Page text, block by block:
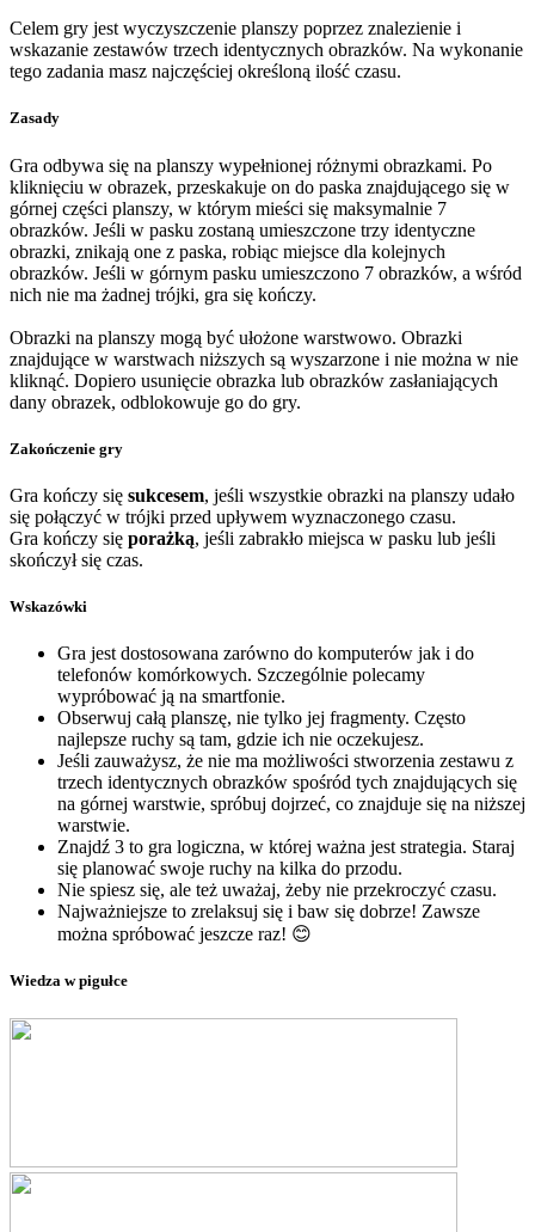
Celem gry jest wyczyszczenie planszy poprzez znalezienie i
wskazanie zestawów trzech identycznych obrazków. Na wykonanie
tego zadania masz najczęściej określoną ilość czasu.
Zasady
Gra odbywa się na planszy wypełnionej różnymi obrazkami. Po
kliknięciu w obrazek, przeskakuje on do paska znajdującego się w
górnej części planszy, w którym mieści się maksymalnie 7
obrazków. Jeśli w pasku zostaną umieszczone trzy identyczne
obrazki, znikają one z paska, robiąc miejsce dla kolejnych
obrazków. Jeśli w górnym pasku umieszczono 7 obrazków, a wśród
nich nie ma żadnej trójki, gra się kończy.
Obrazki na planszy mogą być ułożone warstwowo. Obrazki
znajdujące w warstwach niższych są wyszarzone i nie można w nie
kliknąć. Dopiero usunięcie obrazka lub obrazków zasłaniających
dany obrazek, odblokowuje go do gry.
Zakończenie gry
Gra kończy się sukcesem, jeśli wszystkie obrazki na planszy udało
się połączyć w trójki przed upływem wyznaczonego czasu.
Gra kończy się porażką, jeśli zabrakło miejsca w pasku lub jeśli
skończył się czas.
Wskazówki
Gra jest dostosowana zarówno do komputerów jak i do
telefonów komórkowych. Szczególnie polecamy
wypróbować ją na smartfonie.
Obserwuj całą planszę, nie tylko jej fragmenty. Często
najlepsze ruchy są tam, gdzie ich nie oczekujesz.
Jeśli zauważysz, że nie ma możliwości stworzenia zestawu z
trzech identycznych obrazków spośród tych znajdujących się
na górnej warstwie, spróbuj dojrzeć, co znajduje się na niższej
warstwie.
Znajdź 3 to gra logiczna, w której ważna jest strategia. Staraj
się planować swoje ruchy na kilka do przodu.
Nie spiesz się, ale też uważaj, żeby nie przekroczyć czasu.
Najważniejsze to zrelaksuj się i baw się dobrze! Zawsze
można spróbować jeszcze raz! 😊
Wiedza w pigułce